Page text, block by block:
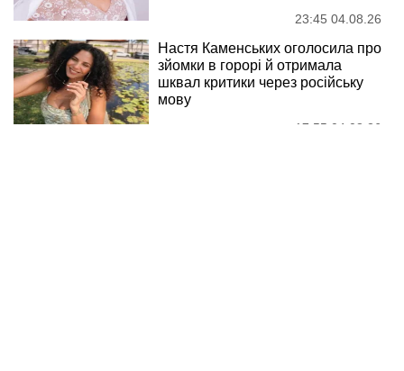
23:45 04.08.26
Настя Каменських оголосила про
зйомки в горорі й отримала
шквал критики через російську
мову
17:55 04.08.26